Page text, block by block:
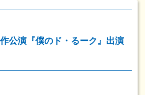
公演『僕のド・るーク』出演